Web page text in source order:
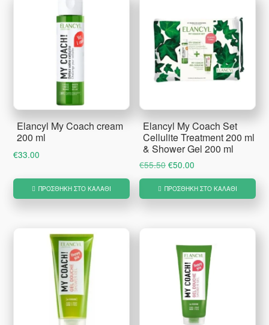
Elancyl My Coach cream
200 ml
€33.00
ΠΡΟΣΘΉΚΗ ΣΤΟ ΚΑΛΆΘΙ
Elancyl My Coach Set
Cellulite Treatment 200 ml
& Shower Gel 200 ml
€55.50 Original
price
was:
€50.00
τρέχουσα
τιμή
ΠΡΟΣΘΉΚΗ ΣΤΟ ΚΑΛΆΘΙ